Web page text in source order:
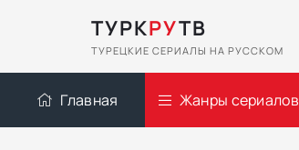
ТУРКРУТВ
ТУРЕЦКИЕ СЕРИАЛЫ НА РУССКОМ
Главная Жанры сериалов